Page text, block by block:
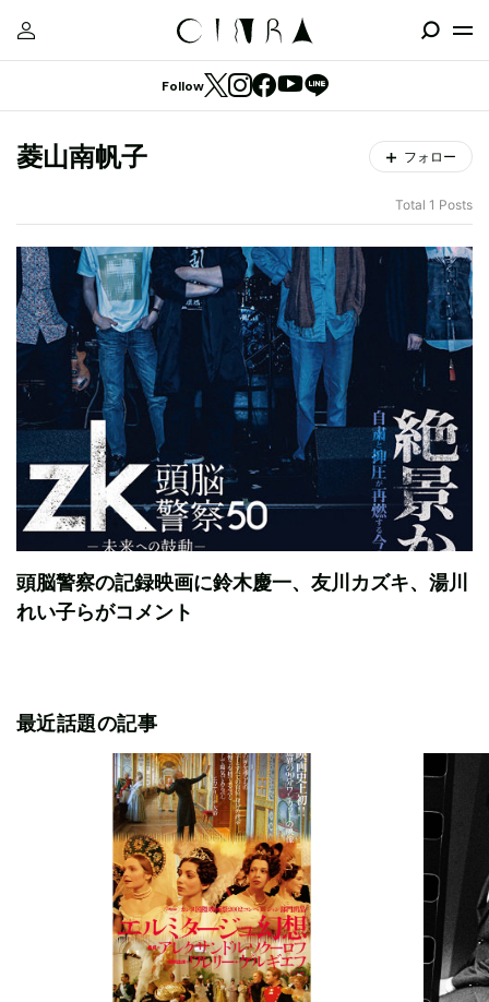
Follow
菱山南帆子 フォロー
Total 1 Posts
頭脳警察の記録映画に鈴木慶一、友川カズキ、湯川
れい子らがコメント
最近話題の記事